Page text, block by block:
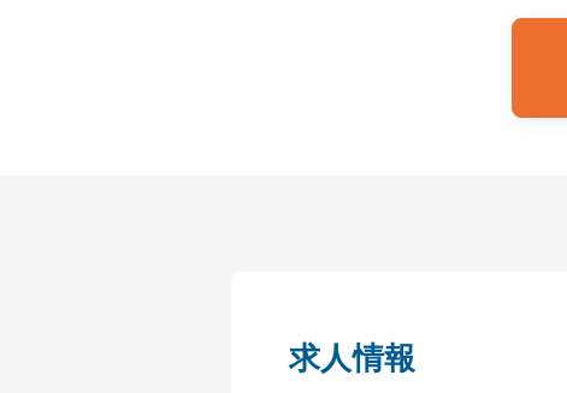
求人情報